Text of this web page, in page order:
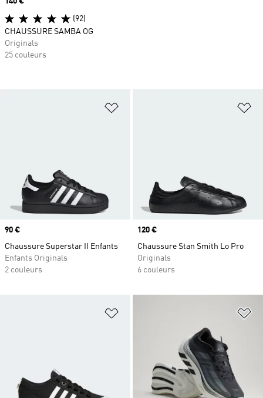
Ajouter à la Liste de produits
Prix
90 €
Chaussure Superstar II Enfants
Enfants Originals
2 couleurs
Prix
120 €
Chaussure Stan Smith Lo Pro
Originals
6 couleurs
Ajouter à la Liste de produits
(92)
CHAUSSURE SAMBA OG
Originals
25 couleurs